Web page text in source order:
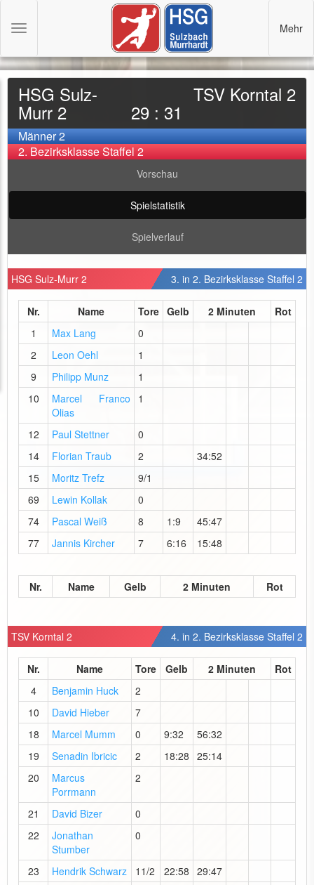
HSG Sulz-
Murr 2 29 : 31
TSV Korntal 2
Männer 2
2. Bezirksklasse Staffel 2
Vorschau
Spielstatistik
Spielverlauf
HSG Sulz-Murr 2 3. in 2. Bezirksklasse Staffel 2
Nr. Name Tore Gelb 2 Minuten
Rot
1
Max Lang
0
2
Leon Oehl
1
9
Philipp Munz
1
10
Marcel Franco
Olias
1
12 Paul Stettner
0
14
Florian Traub 2
34:52
15
Moritz Trefz
9/1
69
Lewin Kollak
0
74
Pascal Weiß 8 1:9
45:47
77
Jannis Kircher 7 6:16 15:48
Nr. Name Gelb 2 Minuten Rot
TSV Korntal 2 4. in 2. Bezirksklasse Staffel 2
Nr. Name Tore Gelb 2 Minuten
Rot
4
Benjamin Huck
2
10
David Hieber
7
18
Marcel Mumm 0 9:32
56:32
19
Senadin Ibricic 2 18:28 25:14
20
Marcus
Porrmann
2
21 David Bizer
0
22
Jonathan
Stumber
0
23 Hendrik Schwarz 11/2 22:58 29:47
Toggle
Mehr